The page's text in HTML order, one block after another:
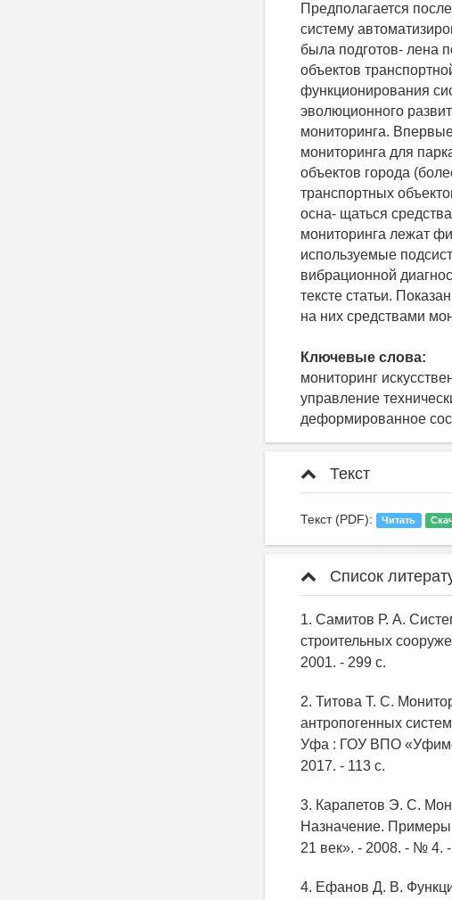
Предполагается
систему
была подготов- лена
объектов
функционирования
эволюционного
мониторинга.
мониторинга для
объектов города
транспортных
осна- щаться
мониторинга лежат
используемые
вибрационной
тексте статьи.
на них средствами
Ключевые слова:
мониторинг
управление
деформированное
Текст
Текст (PDF): Читать
Список
1. Самитов Р. А.
строительных
2001. - 299 с.
2. Титова Т. С.
антропогенных
Уфа : ГОУ ВПО
2017. - 113 с.
3. Карапетов Э. С.
Назначение.
21 век». - 2008. - № 4.
4. Ефанов Д. В.